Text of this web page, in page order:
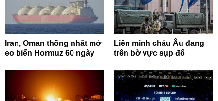
Iran, Oman thống nhất mở
eo biển Hormuz 60 ngày
Liên minh châu Âu đang
trên bờ vực sụp đổ